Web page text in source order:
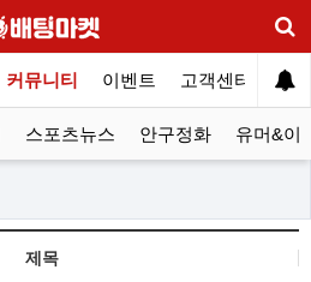
커뮤니티 이벤트 고객센터
스포츠뉴스 안구정화 유머&이
제목